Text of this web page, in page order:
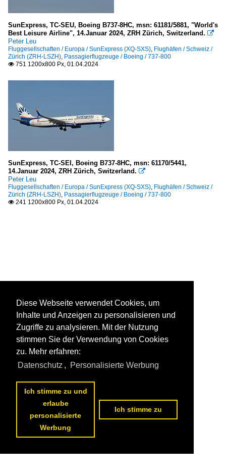
SunExpress, TC-SEU, Boeing B737-8HC, msn: 61181/5881, "World's
Best Leisure Airline", 14.Januar 2024, ZRH Zürich, Switzerland. 
Peter Leu
Fluggesellschaften / Europa / SunExpress (XQ-SXS), Flughäfen / Schweiz /
Zürich (ZRH-LSZH), Passagierflugzeuge / Boeing / 737-800
 751 1200x800 Px, 01.04.2024
SunExpress, TC-SEI, Boeing B737-8HC, msn: 61170/5441,
14.Januar 2024, ZRH Zürich, Switzerland. 
Peter Leu
Fluggesellschaften / Europa / SunExpress (XQ-SXS), Flughäfen / Schweiz /
Zürich (ZRH-LSZH), Passagierflugzeuge / Boeing / 737-800
 241 1200x800 Px, 01.04.2024
Diese Webseite verwendet Cookies, um
Inhalte und Anzeigen zu personalisieren und
Zugriffe zu analysieren. Mit der Nutzung
stimmen Sie der Verwendung von Cookies
zu. Mehr erfahren:
Datenschutz , Personalisierte Werbung
Ich stimme zu und
erlaube
personalisierte
Werbung
Ich stimme zu